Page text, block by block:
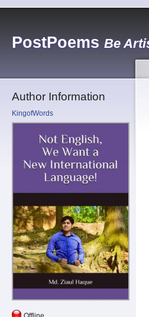
PostPoems Be
Author Information
KingofWords